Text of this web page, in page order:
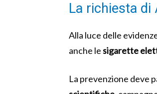
La richiesta di
Alla luce delle
anche lesigarette
La prevenzione deve